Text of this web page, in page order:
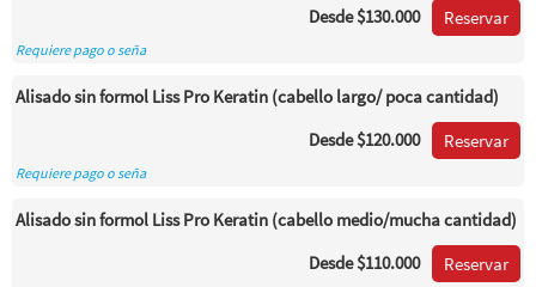
Desde$130.000 Reservar
Requiere pago o seña
Alisado sin formol Liss Pro Keratin (cabello largo/ poca cantidad)
Desde$120.000 Reservar
Requiere pago o seña
Alisado sin formol Liss Pro Keratin (cabello medio/mucha cantidad)
Desde$110.000 Reservar